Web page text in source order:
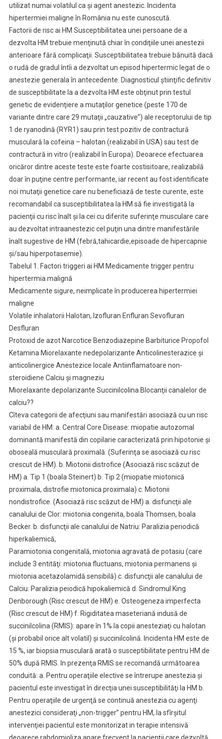
utilizat numai volatilul ca şi agent anestezic. Incidenta
hipertermiei maligne în România nu este cunoscută.
Factorii de risc ai HM Susceptibilitatea unei persoane de a
dezvolta HM trebuie menţinută chiar în condiţiile unei anestezii
anterioare fără complicaţii. Susceptibilitatea trebuie bănuită dacă
o rudă de gradul întîi a dezvoltat un episod hipertermic legat de o
anestezie generala în antecedente. Diagnosticul ştiinţific definitiv
de susceptibilitate la a dezvolta HM este obţinut prin testul
genetic de evidenţiere a mutaţilor genetice (peste 170 de
variante dintre care 29 mutaţii „cauzative”) ale receptorului de tip
1 de ryanodină (RYR1) sau prin test pozitiv de contractură
musculară la cofeina – halotan (realizabil în USA) sau test de
contractură in vitro (realizabil în Europa). Deoarece efectuarea
oricăror dintre aceste teste este foarte costisitoare, realizabilă
doar în puţine centre performante, iar recent au fost identificate
noi mutaţii genetice care nu beneficiază de teste curente, este
recomandabil ca susceptibilitatea la HM să fie investigată la
pacienţii cu risc înalt şi la cei cu diferite suferinţe musculare care
au dezvoltat intraanestezic cel puţin una dintre manifestările
înalt sugestive de HM (febră,tahicardie,episoade de hipercapnie
şi/sau hiperpotasemie).
Tabelul 1. Factori triggeri ai HM Medicamente trigger pentru
hipertermia malignă
Medicamente sigure, neimplicate în producerea hipertermiei
maligne
Volatile inhalatorii Halotan, Izofluran Enfluran Sevofluran
Desfluran
Protoxid de azot Narcotice Benzodiazepine Barbiturice Propofol
Ketamina Miorelaxante nedepolarizante Anticolinesterazice şi
anticolinergice Anestezice locale Antiinflamatoare non-
steroidiene Calciu şi magneziu
Miorelaxante depolarizante Succinilcolina Blocanţii canalelor de
calciu??
Cîteva categorii de afecţiuni sau manifestări asociază cu un risc
variabil de HM: a. Central Core Disease: miopatie autozomal
dominantă manifestă din copilarie caracterizată prin hipotonie şi
oboseală musculară proximală. (Suferinţa se asociază cu risc
crescut de HM). b. Miotonii distrofice (Asociază risc scăzut de
HM) a. Tip 1 (boala Steinert) b. Tip 2 (miopatie miotonică
proximala, distrofie miotonica proximala) c. Miotonii
nondistrofice. (Asociază risc scăzut de HM) a. disfuncţii ale
canalului de Clor: miotonia congenita, boala Thomsen, boala
Becker. b. disfuncţii ale canalului de Natriu: Paralizia periodică
hiperkaliemică,
Paramiotonia congenitală, miotonia agravată de potasiu (care
include 3 entităţi: miotonia fluctuans, miotonia permanens şi
miotonia acetazolamidă sensibilă) c. disfuncţii ale canalului de
Calciu: Paralizia peiodică hipokaliemică d. Sindromul King
Denborough (Risc crescut de HM) e. Osteogeneza imperfecta
(Risc crescut de HM) f. Rigiditatea maseteriană indusă de
succinilcolina (RMIS): apare în 1% la copii anesteziaţi cu halotan
(şi probabil orice alt volatil) şi succinilcolină. Incidenta HM este de
15 %, iar biopsia musculară arată o susceptibilitate pentru HM de
50% după RMIS. In prezenţa RMIS se recomandă următoarea
conduită: a. Pentru operaţiile elective se întrerupe anestezia şi
pacientul este investigat în direcţia unei susceptibilităţi la HM b.
Pentru operaţiile de urgenţă se continuă anestezia cu agenţi
anestezici consideraţi „non-trigger” pentru HM, la sfîrşitul
intervenţiei pacientul este monitorizat in terapie intensivă